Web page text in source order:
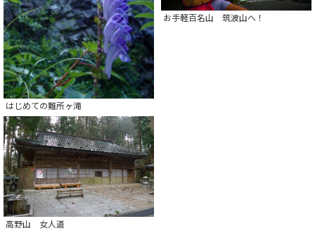
はじめての難所ヶ滝
お手軽百名山 筑波山へ！
高野山 女人道